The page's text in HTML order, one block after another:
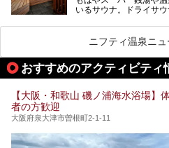
ケやボウリングといっ
で“遊び+癒し”の一日を
処にいたるまで魅力を
オープンイベントに行
いるサウナ。ドライサ
ペース、ロウリュウな
が充実した施設も多く
今回はそんなサウナに
泉・銭湯・スパを30件
ニフティ温泉ニ
おすすめのアクティビティ
【大阪・和歌山 磯ノ浦海水浴場】
者の方歓迎
大阪府泉大津市曽根町2-1-11